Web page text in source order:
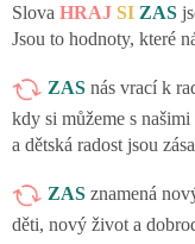
Slova HRAJ SI ZAS
Jsou to hodnoty, které
ZAS nás vrací k
kdy si můžeme s
a dětská radost jsou
ZAS znamená
děti, nový život a